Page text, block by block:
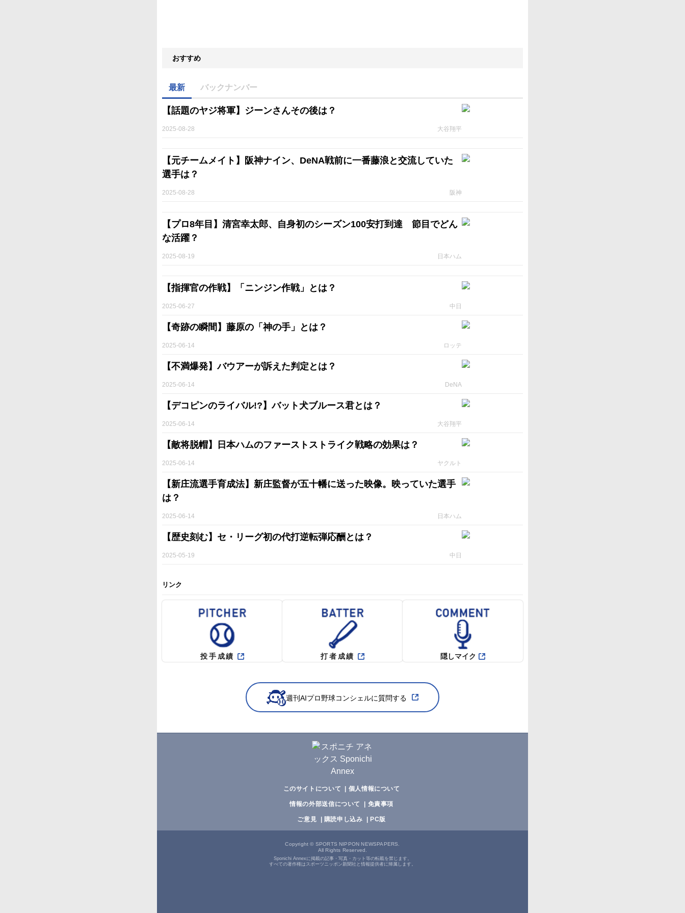
おすすめ
最新 バックナンバー
【話題のヤジ将軍】ジーンさんその後は？
大谷翔平
2025-08-28
【元チームメイト】阪神ナイン、DeNA戦前に一番藤浪と交流していた
選手は？
阪神
2025-08-28
【プロ8年目】清宮幸太郎、自身初のシーズン100安打到達 節目でどん
な活躍？
日本ハム
2025-08-19
【指揮官の作戦】「ニンジン作戦」とは？
中日
2025-06-27
【奇跡の瞬間】藤原の「神の手」とは？
ロッテ
2025-06-14
【不満爆発】バウアーが訴えた判定とは？
DeNA
2025-06-14
【デコピンのライバル!?】バット犬ブルース君とは？
大谷翔平
2025-06-14
【敵将脱帽】日本ハムのファーストストライク戦略の効果は？
ヤクルト
2025-06-14
【新庄流選手育成法】新庄監督が五十幡に送った映像。映っていた選手
は？
日本ハム
2025-06-14
【歴史刻む】セ・リーグ初の代打逆転弾応酬とは？
中日
2025-05-19
リンク
投手成績 打者成績 隠しマイク
週刊AIプロ野球コンシェルに質問する
このサイトについて 個人情報について
情報の外部送信について 免責事項
ご意見 購読申し込み PC版
Copyright© SPORTS NIPPON NEWSPAPERS.
All Rights Reserved.
Sponichi Annexに掲載の記事・写真・カット等の転載を禁じます。
すべての著作権はスポーツニッポン新聞社と情報提供者に帰属します。